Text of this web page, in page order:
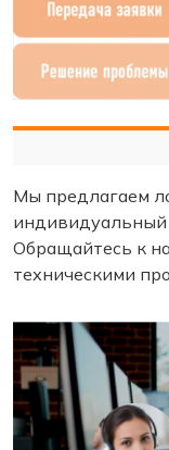
Мы предлагаем
индивидуальный
Обращайтесь к
техническими